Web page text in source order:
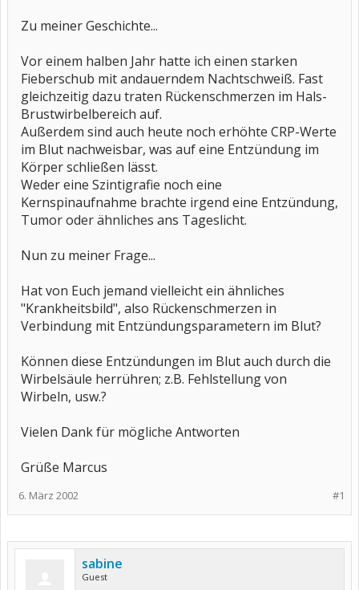
Zu meiner Geschichte...
Vor einem halben Jahr hatte ich einen starken
Fieberschub mit andauerndem Nachtschweiß. Fast
gleichzeitig dazu traten Rückenschmerzen im Hals-
Brustwirbelbereich auf.
Außerdem sind auch heute noch erhöhte CRP-Werte
im Blut nachweisbar, was auf eine Entzündung im
Körper schließen lässt.
Weder eine Szintigrafie noch eine
Kernspinaufnahme brachte irgend eine Entzündung,
Tumor oder ähnliches ans Tageslicht.
Nun zu meiner Frage...
Hat von Euch jemand vielleicht ein ähnliches
"Krankheitsbild", also Rückenschmerzen in
Verbindung mit Entzündungsparametern im Blut?
Können diese Entzündungen im Blut auch durch die
Wirbelsäule herrühren; z.B. Fehlstellung von
Wirbeln, usw.?
Vielen Dank für mögliche Antworten
Grüße Marcus
#1
6. März 2002
sabine
Guest